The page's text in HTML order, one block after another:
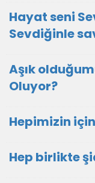
Hayat seni
Sevdiğinle
Aşık
Oluyor?
Hepimizin
Hep birlikte